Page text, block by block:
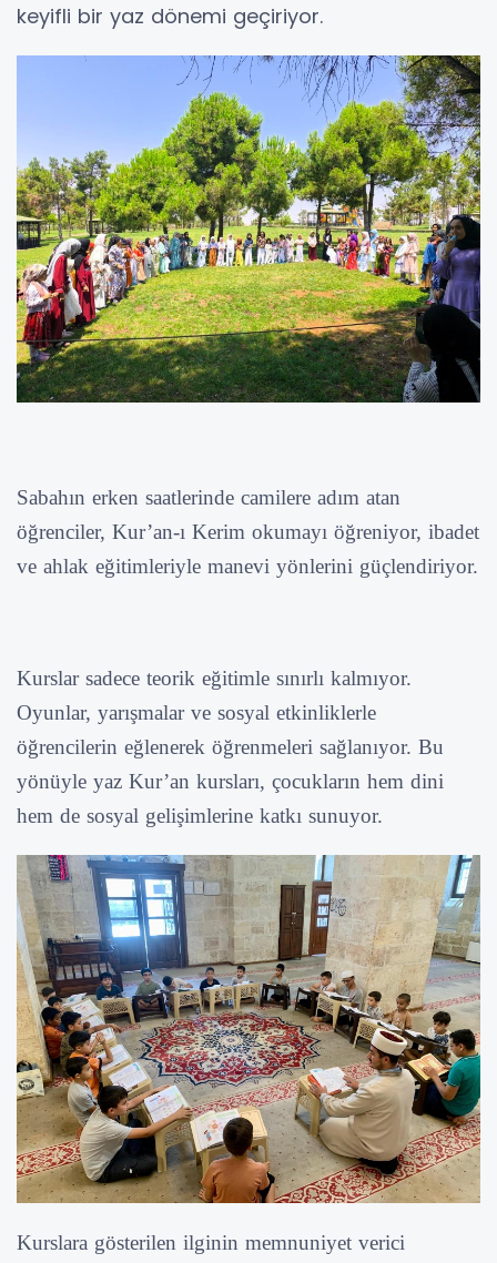
keyifli bir yaz dönemi geçiriyor.
Sabahın erken saatlerinde camilere adım atan
öğrenciler, Kur’an-ı Kerim okumayı öğreniyor, ibadet
ve ahlak eğitimleriyle manevi yönlerini güçlendiriyor.
Kurslar sadece teorik eğitimle sınırlı kalmıyor.
Oyunlar, yarışmalar ve sosyal etkinliklerle
öğrencilerin eğlenerek öğrenmeleri sağlanıyor. Bu
yönüyle yaz Kur’an kursları, çocukların hem dini
hem de sosyal gelişimlerine katkı sunuyor.
Kurslara gösterilen ilginin memnuniyet verici